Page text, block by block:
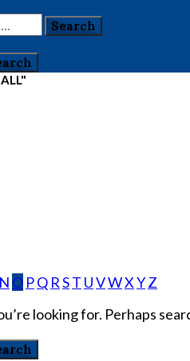
N O PQ RST UVWXYZ
looking for. Perhaps